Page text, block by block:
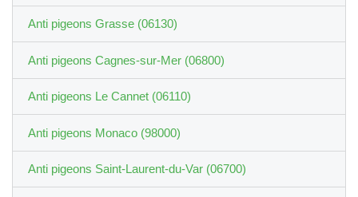
Anti pigeons Grasse (06130)
Anti pigeons Cagnes-sur-Mer (06800)
Anti pigeons Le Cannet (06110)
Anti pigeons Monaco (98000)
Anti pigeons Saint-Laurent-du-Var (06700)